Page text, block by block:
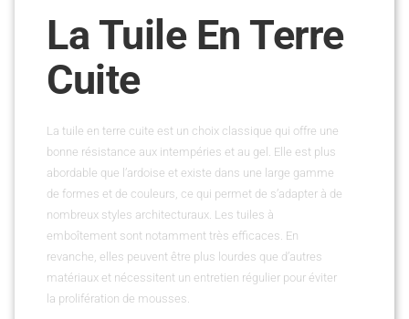
La Tuile En Terre
Cuite
La tuile en terre cuite est un choix classique qui offre une
bonne résistance aux intempéries et au gel. Elle est plus
abordable que l’ardoise et existe dans une large gamme
de formes et de couleurs, ce qui permet de s’adapter à de
nombreux styles architecturaux. Les tuiles à
emboîtement sont notamment très efficaces. En
revanche, elles peuvent être plus lourdes que d’autres
matériaux et nécessitent un entretien régulier pour éviter
la prolifération de mousses.